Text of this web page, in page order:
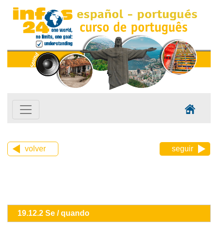
volver seguir
19.12.2 Se / quando